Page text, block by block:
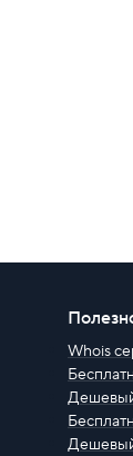
Whois